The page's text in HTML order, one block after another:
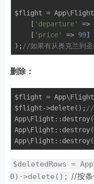
$flight =
    [
'departure' =>
    [
'price' => 99]
); //如果有从奥克兰到圣
删除：
$flight =
$flight->delete(); //
App\Flight::destroy(
App\Flight::destroy(
$deletedRows =
0)->delete(); //按